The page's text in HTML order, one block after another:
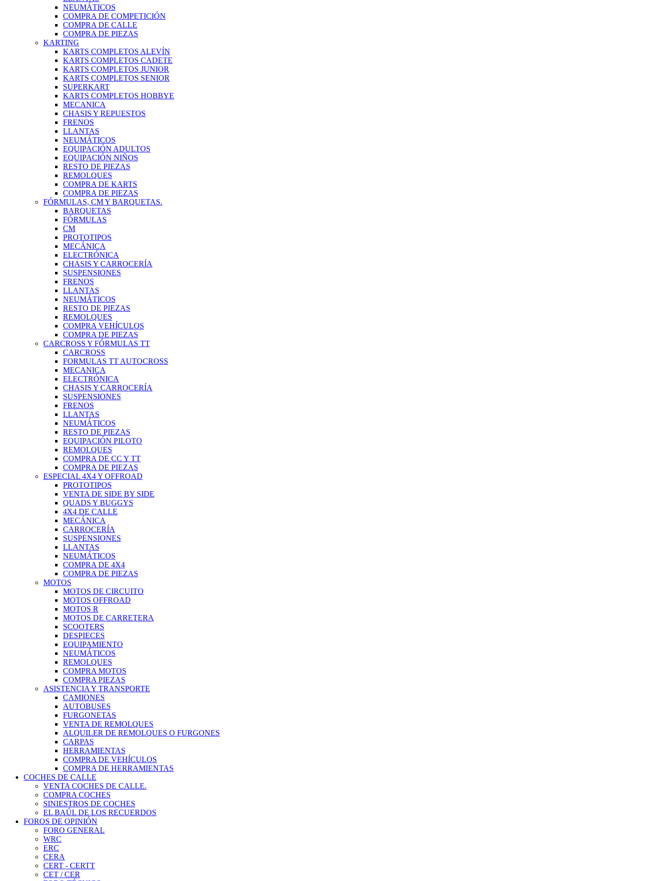
NEUMÁTICOS
COMPRA DE COMPETICIÓN
COMPRA DE CALLE
COMPRA DE PIEZAS
KARTING
KARTS COMPLETOS ALEVÍN
KARTS COMPLETOS CADETE
KARTS COMPLETOS JUNIOR
KARTS COMPLETOS SENIOR
SUPERKART
KARTS COMPLETOS HOBBYE
MECANICA
CHASIS Y REPUESTOS
FRENOS
LLANTAS
NEUMÁTICOS
EQUIPACIÓN ADULTOS
EQUIPACIÓN NIÑOS
RESTO DE PIEZAS
REMOLQUES
COMPRA DE KARTS
COMPRA DE PIEZAS
FÓRMULAS, CM Y BARQUETAS.
BARQUETAS
FÓRMULAS
CM
PROTOTIPOS
MECÁNICA
ELECTRÓNICA
CHASIS Y CARROCERÍA
SUSPENSIONES
FRENOS
LLANTAS
NEUMÁTICOS
RESTO DE PIEZAS
REMOLQUES
COMPRA VEHÍCULOS
COMPRA DE PIEZAS
CARCROSS Y FÓRMULAS TT
CARCROSS
FORMULAS TT AUTOCROSS
MECANICA
ELECTRÓNICA
CHASIS Y CARROCERÍA
SUSPENSIONES
FRENOS
LLANTAS
NEUMÁTICOS
RESTO DE PIEZAS
EQUIPACIÓN PILOTO
REMOLQUES
COMPRA DE CC Y TT
COMPRA DE PIEZAS
ESPECIAL 4X4 Y OFFROAD
PROTOTIPOS
VENTA DE SIDE BY SIDE
QUADS Y BUGGYS
4X4 DE CALLE
MECÁNICA
CARROCERÍA
SUSPENSIONES
LLANTAS
NEUMÁTICOS
COMPRA DE 4X4
COMPRA DE PIEZAS
MOTOS
MOTOS DE CIRCUITO
MOTOS OFFROAD
MOTOS R
MOTOS DE CARRETERA
SCOOTERS
DESPIECES
EQUIPAMIENTO
NEUMÁTICOS
REMOLQUES
COMPRA MOTOS
COMPRA PIEZAS
ASISTENCIA Y TRANSPORTE
CAMIONES
AUTOBUSES
FURGONETAS
VENTA DE REMOLQUES
ALQUILER DE REMOLQUES O FURGONES
CARPAS
HERRAMIENTAS
COMPRA DE VEHÍCULOS
COMPRA DE HERRAMIENTAS
COCHES DE CALLE
VENTA COCHES DE CALLE.
COMPRA COCHES
SINIESTROS DE COCHES
EL BAÚL DE LOS RECUERDOS
FOROS DE OPINIÓN
FORO GENERAL
WRC
ERC
CERA
CERT - CERTT
CET / CER